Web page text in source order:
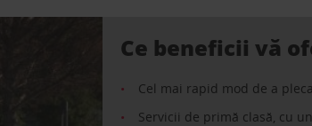
Ce beneficii vă
Cel mai rapid mod de a
Servicii de primă clasă, cu